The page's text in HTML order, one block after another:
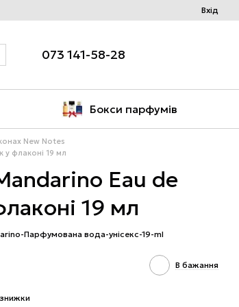
Вхід
073 141-58-28
Бокси парфумів
New Notes
флаконі 19 мл
Eau de
19 мл
Парфумована вода-унісекс-19-ml
В бажання